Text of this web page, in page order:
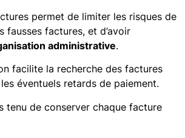
permet de limiter les risques de
fausses factures, et d’avoir
administrative.
facilite la recherche des factures
éventuels retards de paiement.
tenu de conserver chaque facture